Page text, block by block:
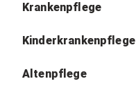
Krankenpflege
Kinderkrankenpflege
Altenpflege